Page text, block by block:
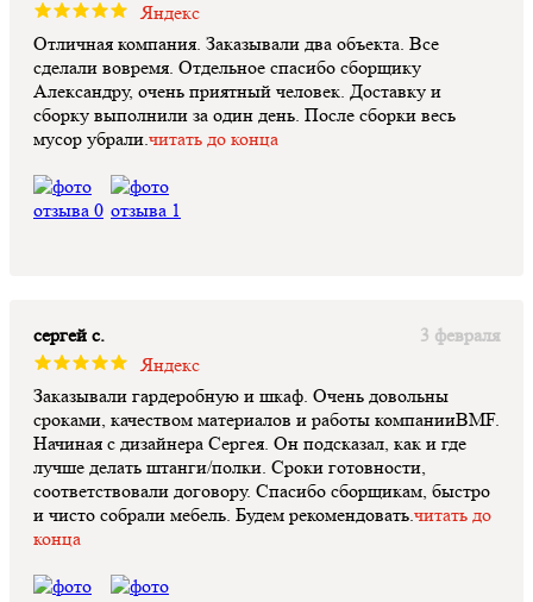
Яндекс
Отличная компания. Заказывали два объекта. Все
сделали вовремя. Отдельное спасибо сборщику
Александру, очень приятный человек. Доставку и
сборку выполнили за один день. После сборки весь
мусор убрали.читать до конца
сергей с.
3 февраля
Яндекс
Заказывали гардеробную и шкаф. Очень довольны
сроками, качеством материалов и работы компанииBMF.
Начиная с дизайнера Сергея. Он подсказал, как и где
лучше делать штанги/полки. Сроки готовности,
соответствовали договору. Спасибо сборщикам, быстро
и чисто собрали мебель. Будем рекомендовать.читать до
конца